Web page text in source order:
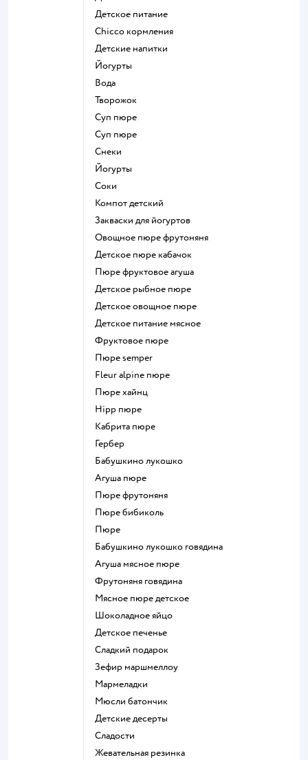
детское питание
chicco кормления
детские напитки
йогурты
Вода
творожок
суп пюре
суп пюре
Снеки
йогурты
Соки
компот детский
Закваски для йогуртов
овощное пюре фрутоняня
детское пюре кабачок
пюре фруктовое агуша
детское рыбное пюре
детское овощное пюре
детское питание мясное
фруктовое пюре
пюре semper
fleur alpine пюре
пюре хайнц
hipp пюре
кабрита пюре
гербер
бабушкино лукошко
агуша пюре
пюре фрутоняня
пюре бибиколь
пюре
бабушкино лукошко говядина
агуша мясное пюре
фрутоняня говядина
мясное пюре детское
шоколадное яйцо
детское печенье
сладкий подарок
зефир маршмеллоу
мармеладки
мюсли батончик
детские десерты
сладости
жевательная резинка